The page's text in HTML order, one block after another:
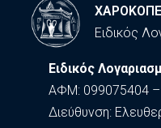
Ειδικός
Ειδικός
ΑΦΜ: 099075404
Διεύθυνση: